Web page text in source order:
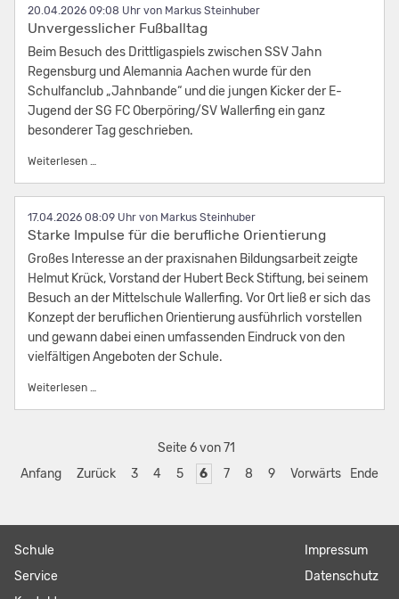
20.04.2026 09:08 von Markus Steinhuber
Unvergesslicher Fußballtag
Beim Besuch des Drittligaspiels zwischen SSV Jahn
Regensburg und Alemannia Aachen wurde für den
Schulfanclub „Jahnbande“ und die jungen Kicker der E-
Jugend der SG FC Oberpöring/SV Wallerfing ein ganz
besonderer Tag geschrieben.
Weiterlesen …
17.04.2026 08:09 von Markus Steinhuber
Starke Impulse für die berufliche Orientierung
Großes Interesse an der praxisnahen Bildungsarbeit zeigte
Helmut Krück, Vorstand der Hubert Beck Stiftung, bei seinem
Besuch an der Mittelschule Wallerfing. Vor Ort ließ er sich das
Konzept der beruflichen Orientierung ausführlich vorstellen
und gewann dabei einen umfassenden Eindruck von den
vielfältigen Angeboten der Schule.
Weiterlesen …
Seite 6 von 71
Anfang
Zurück 3 4 5 6 7 8 9 Vorwärts Ende
Navigation
überspringen
Schule
Service
Navigation
überspringen
Impressum
Datenschutz